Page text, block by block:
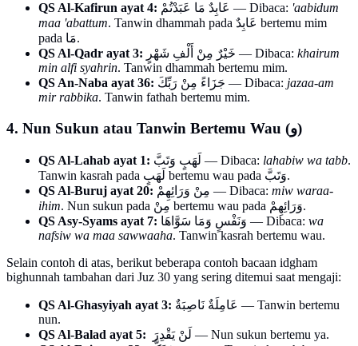
QS Al-Kafirun ayat 4: عَابِدٌ مَا عَبَدْتُمْ — Dibaca: 'aabidum
maa 'abattum. Tanwin dhammah pada عَابِدٌ bertemu mim
pada مَا.
QS Al-Qadr ayat 3:
خَيْرٌ مِنْ أَلْفِ شَهْرٍ — Dibaca: khairum
min alfi syahrin. Tanwin dhammah bertemu mim.
QS An-Naba ayat 36:
جَزَاءً مِنْ رَبِّكَ — Dibaca: jazaa-am
mir rabbika. Tanwin fathah bertemu mim.
4. Nun Sukun atau Tanwin Bertemu Wau (و)
QS Al-Lahab ayat 1: لَهَبٍ وَتَبَّ — Dibaca: lahabiw wa tabb.
Tanwin kasrah pada لَهَبٍ bertemu wau pada وَتَبَّ.
QS Al-Buruj ayat 20:
مِنْ وَرَائِهِمْ — Dibaca: miw waraa-
ihim
. Nun sukun pada مِنْ bertemu wau pada وَرَائِهِمْ.
QS Asy-Syams ayat 7:
وَنَفْسٍ وَمَا سَوَّاهَا — Dibaca: wa
nafsiw wa maa sawwaaha. Tanwin kasrah bertemu wau.
Selain contoh di atas, berikut beberapa contoh bacaan idgham
bighunnah tambahan dari Juz 30 yang sering ditemui saat mengaji:
QS Al-Ghasyiyah ayat 3:
nun.
QS Al-Balad ayat 5:
لَنْ يَقْدِرَ — Nun sukun bertemu ya.